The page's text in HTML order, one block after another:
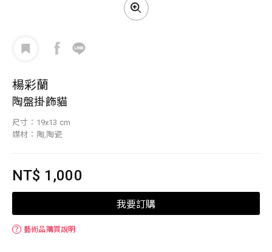
楊彩蘭
陶盤掛飾貓
尺寸：19x13 cm
媒材：陶,陶瓷
NT$ 1,000
我要訂購
？ 藝術品購買說明